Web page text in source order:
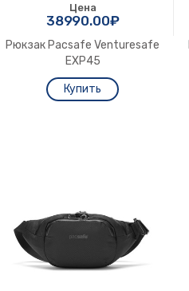
Цена
38990.00₽
Рюкзак Pacsafe Venturesafe
EXP45